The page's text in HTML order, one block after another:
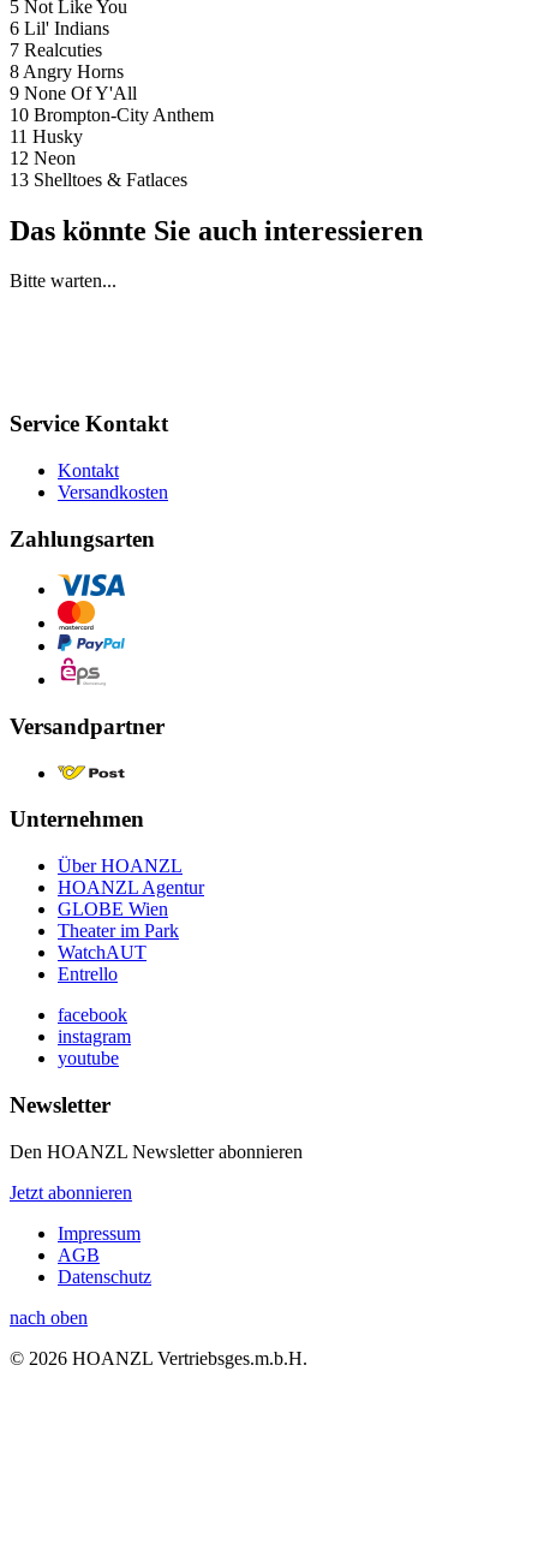
5 Not Like You
6 Lil' Indians
7 Realcuties
8 Angry Horns
9 None Of Y'All
10 Brompton-City Anthem
11 Husky
12 Neon
13 Shelltoes & Fatlaces
Das könnte Sie auch interessieren
Bitte warten...
Service Kontakt
Kontakt
Versandkosten
Zahlungsarten
Versandpartner
Unternehmen
Über HOANZL
HOANZL Agentur
GLOBE Wien
Theater im Park
WatchAUT
Entrello
facebook
instagram
youtube
Newsletter
Den HOANZL Newsletter abonnieren
Jetzt abonnieren
Impressum
AGB
Datenschutz
nach oben
© 2026 HOANZL Vertriebsges.m.b.H.